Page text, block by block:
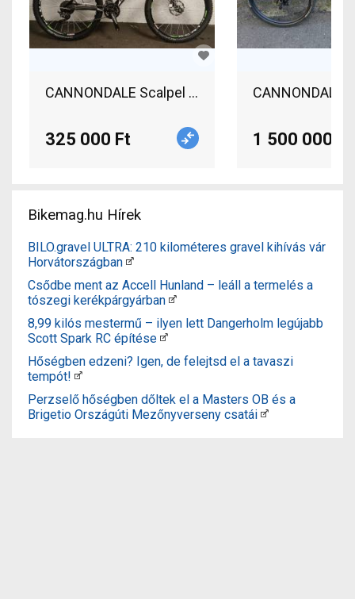
CANNONDALE Scalpel Mountain
325 000 Ft
CANNONDALE
1 500 000 Ft
Bikemag.hu Hírek
BILO.gravel ULTRA: 210 kilométeres gravel kihívás vár
Horvátországban
Csődbe ment az Accell Hunland – leáll a termelés a
tószegi kerékpárgyárban
8,99 kilós mestermű – ilyen lett Dangerholm legújabb
Scott Spark RC építése
Hőségben edzeni? Igen, de felejtsd el a tavaszi
tempót!
Perzselő hőségben dőltek el a Masters OB és a
Brigetio Országúti Mezőnyverseny csatái